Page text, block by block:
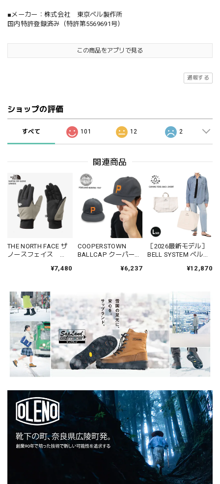
■メーカー：株式会社 東京ベル製作所
国内特許登録済み（特許第5569691号）
この商品をアプリで見る
通報する
ショップの評価
すべて 101 12 2
関連商品
THE NORTH FACE ザ
ノースフェイス
ETIP GLOVE メンズ ヌ
秋冬 アウトドア スポ
ーツ
¥7,480
COOPERSTOWN
BALLCAP クーパーズ
¥6,237
［2026最新モデル］
BELL SYSTEM ベルシ
ャンバスツールバッ
ット ステンシルロゴ
¥12,870